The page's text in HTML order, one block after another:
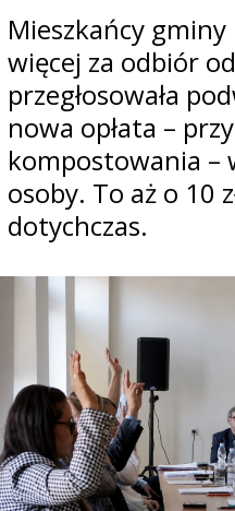
Mieszkańcy gminy
więcej za odbiór
przegłosowała
nowa opłata –
kompostowania –
osoby. To aż o 10
dotychczas.